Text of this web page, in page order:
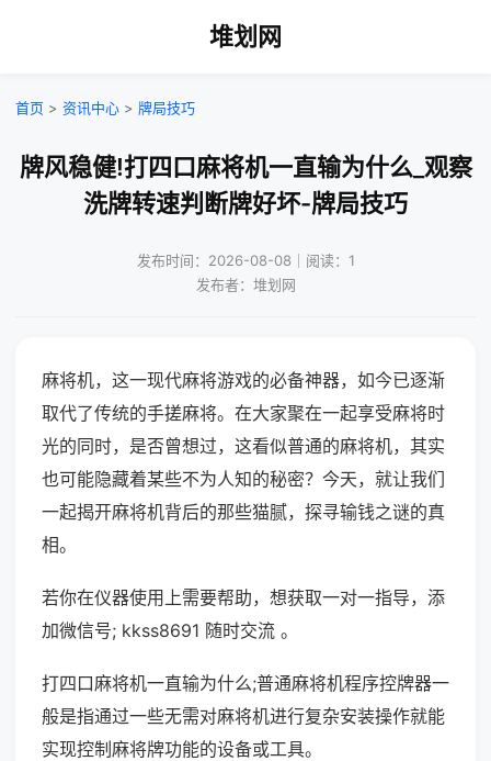
堆划网
首页 > 资讯中心 > 牌局技巧
牌风稳健!打四口麻将机一直输为什么_观察
洗牌转速判断牌好坏-牌局技巧
发布时间：2026-08-08｜阅读：1
发布者：堆划网
麻将机，这一现代麻将游戏的必备神器，如今已逐渐
取代了传统的手搓麻将。在大家聚在一起享受麻将时
光的同时，是否曾想过，这看似普通的麻将机，其实
也可能隐藏着某些不为人知的秘密？今天，就让我们
一起揭开麻将机背后的那些猫腻，探寻输钱之谜的真
相。
若你在仪器使用上需要帮助，想获取一对一指导，添
加微信号; kkss8691 随时交流 。
打四口麻将机一直输为什么;普通麻将机程序控牌器一
般是指通过一些无需对麻将机进行复杂安装操作就能
实现控制麻将牌功能的设备或工具。